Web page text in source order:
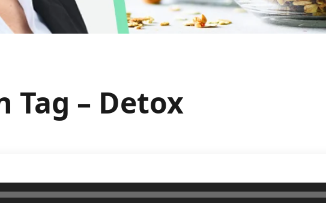
Tag – Detox